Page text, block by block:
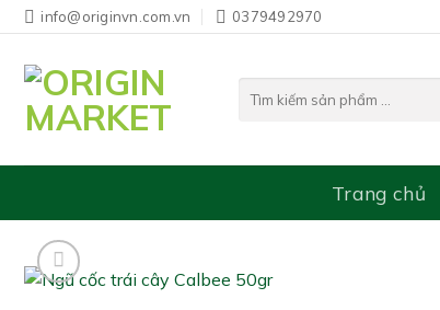
qua
info@originvn.com.vn 0379492970
kiếm:
Trang chủ